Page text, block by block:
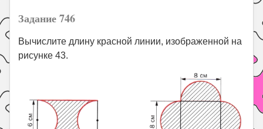
Летом!
Поиск
Задание 746
Вычислите длину красной линии, изображенной на
рисунке 43.